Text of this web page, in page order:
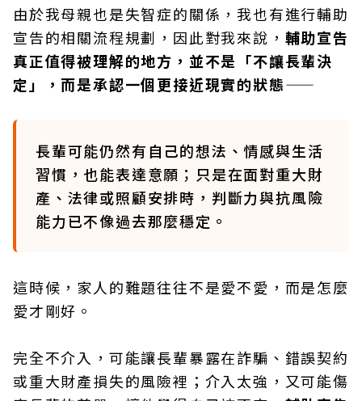
由於我母親也是失智症的關係，我也有進行輔助
宣告的相關流程規劃，因此對我來說， 輔助宣告
真正值得被理解的地方，並不是「不讓長輩決
定」，而是承認一個更接近現實的狀態——
長輩可能仍然有自己的想法、情感與生活
習慣，也能表達意願；只是在面對重大財
產、法律或照顧安排時，判斷力與抗風險
能力已不像過去那麼穩定。
這時候，家人的難題往往不是愛不愛，而是怎麼
愛才剛好。
完全不介入，可能讓長輩暴露在詐騙、錯誤契約
或重大財產損失的風險裡；介入太強，又可能傷